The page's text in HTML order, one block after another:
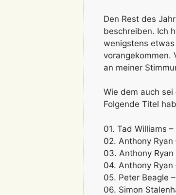
Den Rest des
beschreiben. Ich
wenigstens
vorangekommen.
an meiner
Wie dem auch
Folgende Titel
01. Tad Williams
02. Anthony
03. Anthony
04. Anthony
05. Peter Beagle
06. Simon